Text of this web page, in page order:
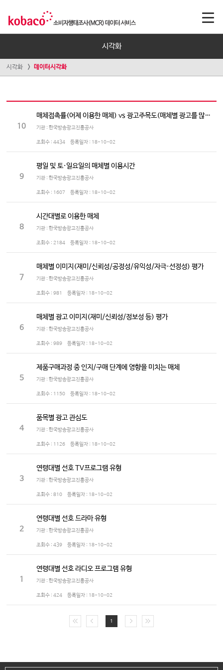
시각화
시각화 데이터시각화
10
매체접촉률(어제 이용한 매체) vs 광고주목도(매체별 광고를 많이 보는/듣는 정도)
기관 : 한국방송광고진흥공사
조회수 : 4434 등록일자 : 18-10-02
9
평일 및 토·일요일의 매체별 이용시간
기관 : 한국방송광고진흥공사
조회수 : 1607 등록일자 : 18-10-02
8
시간대별로 이용한 매체
기관 : 한국방송광고진흥공사
조회수 : 2184 등록일자 : 18-10-02
7
매체별 이미지(재미/신뢰성/공정성/유익성/자극·선정성) 평가
기관 : 한국방송광고진흥공사
조회수 : 981 등록일자 : 18-10-02
6
매체별 광고 이미지(재미/신뢰성/정보성 등) 평가
기관 : 한국방송광고진흥공사
조회수 : 989 등록일자 : 18-10-02
5
제품구매과정 중 인지/구매 단계에 영향을 미치는 매체
기관 : 한국방송광고진흥공사
조회수 : 1150 등록일자 : 18-10-02
4
품목별 광고 관심도
기관 : 한국방송광고진흥공사
조회수 : 1126 등록일자 : 18-10-02
3
연령대별 선호 TV프로그램 유형
기관 : 한국방송광고진흥공사
조회수 : 810 등록일자 : 18-10-02
2
연령대별 선호 드라마 유형
기관 : 한국방송광고진흥공사
조회수 : 439 등록일자 : 18-10-02
1
연령대별 선호 라디오 프로그램 유형
기관 : 한국방송광고진흥공사
조회수 : 424 등록일자 : 18-10-02
1